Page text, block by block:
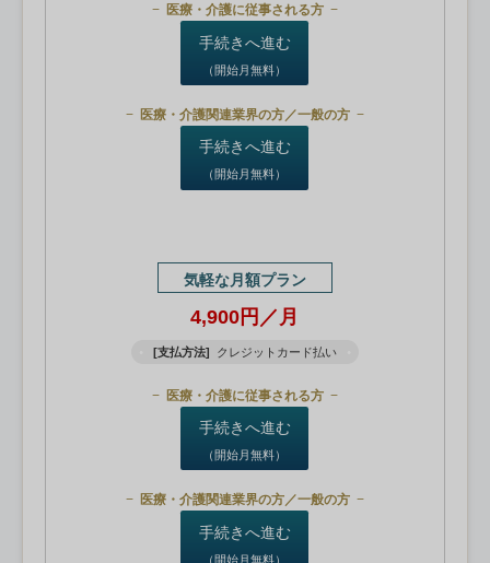
医療・介護に従事される方
手続きへ進む
（開始月無料）
医療・介護関連業界の方／一般の方
手続きへ進む
（開始月無料）
気軽な月額プラン
4,900円／月
[支払方法] クレジットカード払い
医療・介護に従事される方
手続きへ進む
（開始月無料）
医療・介護関連業界の方／一般の方
手続きへ進む
（開始月無料）